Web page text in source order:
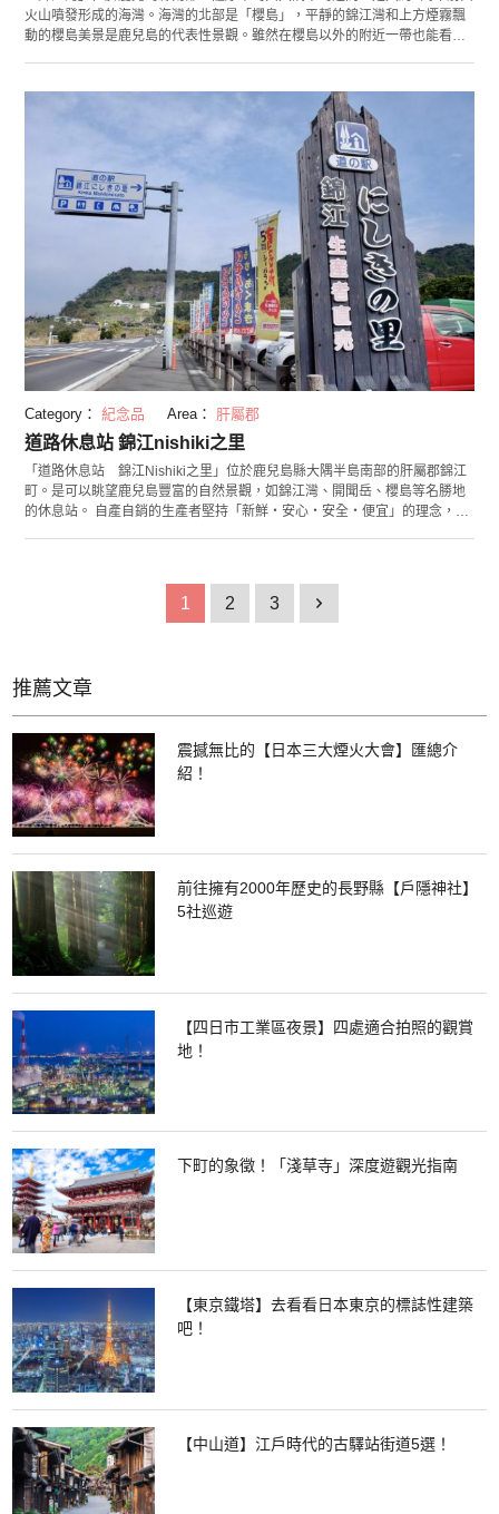
火山噴發形成的海灣。海灣的北部是「櫻島」，平靜的錦江灣和上方煙霧飄
動的櫻島美景是鹿兒島的代表性景觀。雖然在櫻島以外的附近一帶也能看到
洋中生活著300多隻海豚，從海岸可以看到它們跳躍和玩耍的可愛景象。
「只是看看怎麼能滿足呢！」對於抱有這種想法的遊客，推薦您乘坐大型或
小型觀光船進行以櫻島為中心的海灣之旅，或是乘坐獨木舟進行豐富多彩的
海洋體驗項目。您可以欣賞到整個錦江灣的美景。
Category： 紀念品 Area： 肝屬郡
道路休息站 錦江nishiki之里
「道路休息站 錦江Nishiki之里」位於鹿兒島縣大隅半島南部的肝屬郡錦江
町。是可以眺望鹿兒島豐富的自然景觀，如錦江灣、開聞岳、櫻島等名勝地
的休息站。 自產自銷的生產者堅持「新鮮・安心・安全・便宜」的理念，販
「Nshiki之里大感謝祭」，屆時以新鮮蔬菜為首所有的商品都會特價販售，
1 2 3 1
推薦文章
震撼無比的【日本三大煙火大會】匯總介
紹！
前往擁有2000年歷史的長野縣【戶隱神社】
5社巡遊
【四日市工業區夜景】四處適合拍照的觀賞
地！
下町的象徵！「淺草寺」深度遊觀光指南
【東京鐵塔】去看看日本東京的標誌性建築
吧！
【中山道】江戶時代的古驛站街道5選！